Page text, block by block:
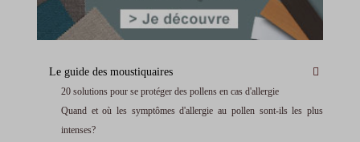
Le guide des moustiquaires
20 solutions pour se protéger des pollens en cas d'allergie
Quand et où les symptômes d'allergie au pollen sont-ils les plus
intenses?